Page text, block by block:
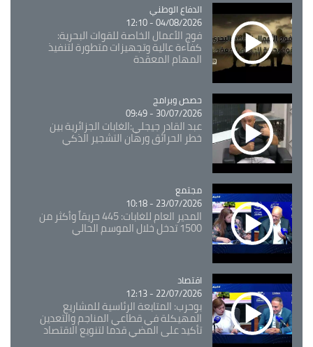
Catégorie
الدفاع الوطني
04/08/2026 - 12:10
فوج الأعمال الخاصة للقوات البحرية:
كفاءة عالية وتجهيزات متطورة لتنفيذ
المهام المعقدة
Catégorie
حصص وبرامج
30/07/2026 - 09:49
عبد القادر جيجلي:الغابات الجزائرية بين
خطر الحرائق ورهان التشجير الذكي
Catégorie
مجتمع
23/07/2026 - 10:18
المدير العام للغابات: 445 حريقاً وأكثر من
1500 تدخل خلال الموسم الحالي
Catégorie
اقتصاد
22/07/2026 - 12:13
بوحرب: المتابعة الرئاسية للمشاريع
المهيكلة في قطاعي المناجم والتعدين
تأكيد على المضي قدما لتنويع الاقتصاد